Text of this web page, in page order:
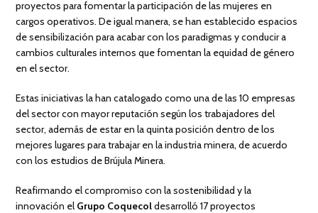
proyectos para fomentar la participación de las mujeres en
cargos operativos. De igual manera, se han establecido espacios
de sensibilización para acabar con los paradigmas y conducir a
cambios culturales internos que fomentan la equidad de género
en el sector.
Estas iniciativas la han catalogado como una de las 10 empresas
del sector con mayor reputación según los trabajadores del
sector, además de estar en la quinta posición dentro de los
mejores lugares para trabajar en la industria minera, de acuerdo
con los estudios de Brújula Minera.
Reafirmando el compromiso con la sostenibilidad y la
innovación el Grupo Coquecoldesarrolló 17 proyectos